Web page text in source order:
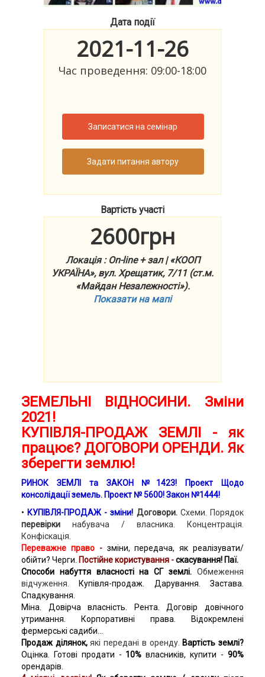
Дата події
2021-11-26
Час проведення: 09:00-18:00
Записатися на семінар
Задати питання автору
Вартість участі
2600грн
Локація : On-line + зал | «КООП
УКРАЇНА», вул. Хрещатик, 7/11 (ст.м.
«Майдан Незалежності»).
Показати на мапі
ЗЕМЕЛЬНІ ВІДНОСИНИ. Зміни
2021!
КУПІВЛЯ-ПРОДАЖ ЗЕМЛІ - як
працює? ДОГОВОРИ ОРЕНДИ. Як
зберегти землю!
РИНОК ЗЕМЛІ та ЗАКОН №1423! Проект Щодо
консолідації земель. Проект № 5600! Закон №1444!
• КУПІВЛЯ-ПРОДАЖ - зміни! Договори. Схеми. Порядок
перевірки набувача / власника. Концентрація.
Конфіскація.
Переважне право- зміни, передача, як реалізувати/
обійти? Черги. Постійне користування -скасування! Паї.
Способи набуття власності на СГ землі.Обмеження
відчуження.
Купівля-продаж. Дарування. Застава.
Спадкування.
Міна. Довірча власність. Рента. Договір довічного
утримання. Корпоративні права. Відокремлені
фермерські садиби...
Продаж ділянок,які передані в оренду. Вартість землі?
Оцінка. Готові продати - 10% власників, купити -90%
орендарів.